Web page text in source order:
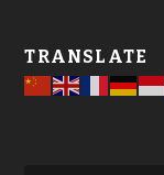
TRANSLATE